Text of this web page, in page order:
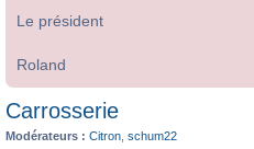
Le président
Roland
Carrosserie
Modérateurs : Citron schum22